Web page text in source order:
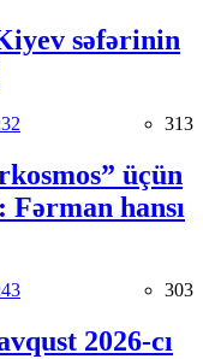
səfərinin
313
üçün
hansı
303
2026-cı